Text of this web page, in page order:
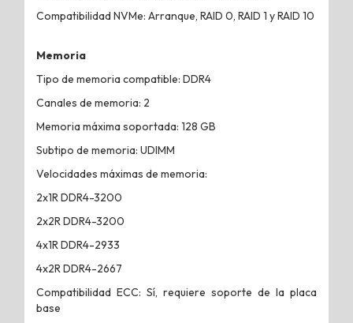
Compatibilidad NVMe: Arranque, RAID 0, RAID 1 y RAID 10
Memoria
Tipo de memoria compatible: DDR4
Canales de memoria: 2
Memoria máxima soportada: 128 GB
Subtipo de memoria: UDIMM
Velocidades máximas de memoria:
2x1R DDR4-3200
2x2R DDR4-3200
4x1R DDR4-2933
4x2R DDR4-2667
Compatibilidad ECC: Sí, requiere soporte de la placa
base